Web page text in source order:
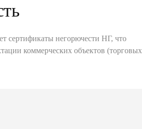
сертификаты негорючести НГ, что
коммерческих объектов (торговых